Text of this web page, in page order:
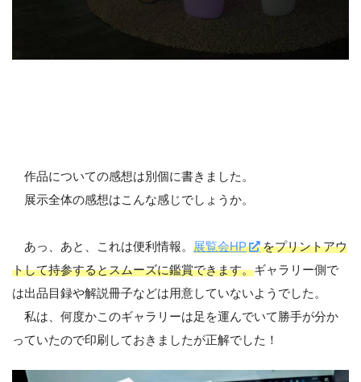
作品についての感想は別個に書きました。
展示全体の感想はこんな感じでしょうか。
あっ、あと、これは便利情報。 展覧会HP
をプリントアウ
トして持参するとスムーズに鑑賞できます。ギャラリー側で
は出品目録や解説冊子などは用意していないようでした。
私は、何度かこのギャラリーは足を運んでいて勝手が分か
っていたので印刷しておきましたが正解でした！